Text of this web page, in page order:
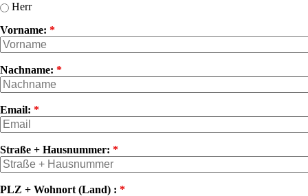
Herr
Vorname: *
Nachname: *
Email: *
Straße + Hausnummer: *
PLZ + Wohnort (Land) : *